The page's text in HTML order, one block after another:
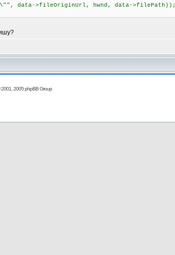
>fileOriginUrl, hwnd, data->filePath));
2005 phpBB Group